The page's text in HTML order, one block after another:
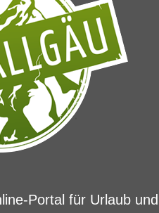
Portal für Urlaub und